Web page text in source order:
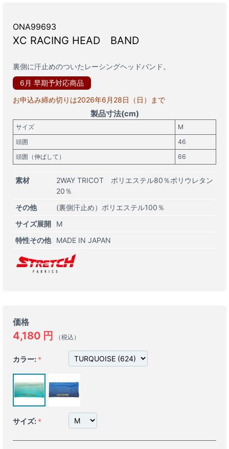
ONA99693
XC RACING HEAD BAND
裏側に汗止めのついたレーシングヘッドバンド。
6月 早期予対応商品
お申込み締め切りは2026年6月28日（日）まで
製品寸法(cm)
サイズ
M
頭囲
46
頭囲（伸ばして）
66
素材
2WAY TRICOT ポリエステル80％ポリウレタン
20％
その他
(裏側汗止め）ポリエステル100％
サイズ展開
M
特性その他
MADE IN JAPAN
価格
4,180 円 （税込）
カラー:
サイズ: